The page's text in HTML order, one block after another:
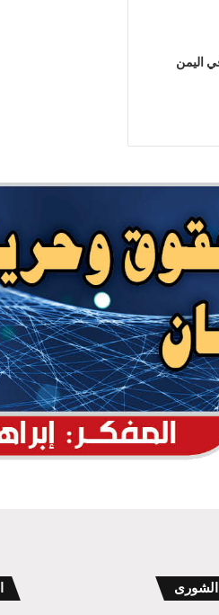
جراء
تكلفة
في
انتصاف
عدالة”
اليمن